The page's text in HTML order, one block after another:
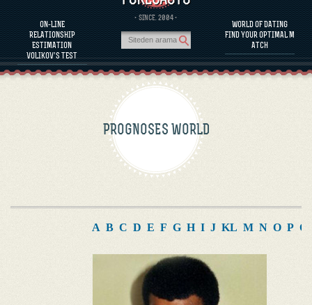
ON-LINE
RELATIONSHIP
ESTIMATION
VOLIKOV’S TEST
· SINCE. 2004 ·
WORLD OF DATING
FIND YOUR OPTIMAL M
ATCH
FAQS
CALCULATE RELATIONSHIP COMPATIBILITY
PROGNOSIS AND ANALYTICS
PROGNOSES WORLD
A B C D E F G H I J KL M N O P Q